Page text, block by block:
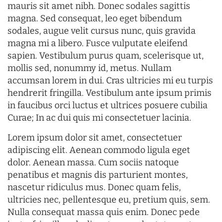
mauris sit amet nibh. Donec sodales sagittis
magna. Sed consequat, leo eget bibendum
sodales, augue velit cursus nunc, quis gravida
magna mi a libero. Fusce vulputate eleifend
sapien. Vestibulum purus quam, scelerisque ut,
mollis sed, nonummy id, metus. Nullam
accumsan lorem in dui. Cras ultricies mi eu turpis
hendrerit fringilla. Vestibulum ante ipsum primis
in faucibus orci luctus et ultrices posuere cubilia
Curae; In ac dui quis mi consectetuer lacinia.
Lorem ipsum dolor sit amet, consectetuer
adipiscing elit. Aenean commodo ligula eget
dolor. Aenean massa. Cum sociis natoque
penatibus et magnis dis parturient montes,
nascetur ridiculus mus. Donec quam felis,
ultricies nec, pellentesque eu, pretium quis, sem.
Nulla consequat massa quis enim. Donec pede